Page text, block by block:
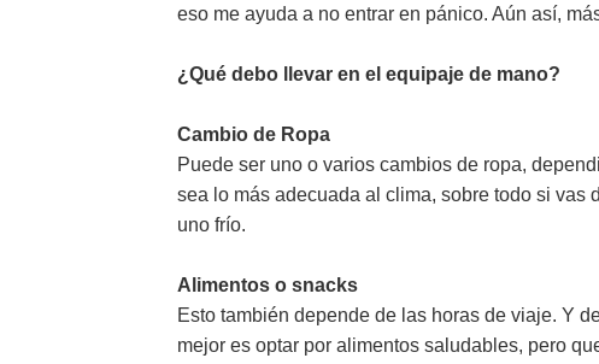
eso me ayuda a no entrar en pánico. Aún así,
¿Qué debo llevar en el equipaje de mano?
Cambio de Ropa
Puede ser uno o varios cambios de ropa,
sea lo más adecuada al clima, sobre todo si vas
uno frío.
Alimentos o snacks
Esto también depende de las horas de viaje. Y
mejor es optar por alimentos saludables, pero